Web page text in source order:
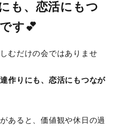
も、恋活にもつ
す💕
むだけの会ではありませ
作りにも、恋活にもつなが
あると、価値観や休日の過